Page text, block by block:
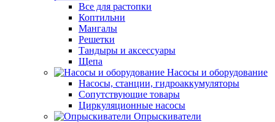
Все для растопки
Коптильни
Мангалы
Решетки
Тандыры и аксессуары
Щепа
Насосы и оборудование
Насосы, станции, гидроаккумуляторы
Сопутствующие товары
Циркуляционные насосы
Опрыскиватели